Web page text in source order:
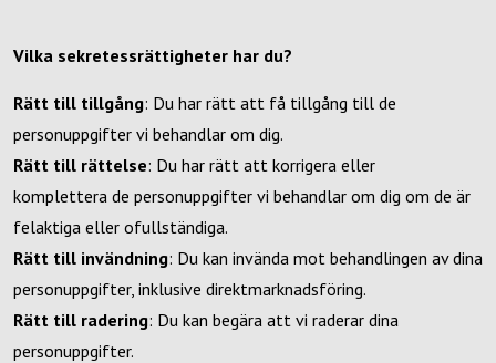
Vilka sekretessrättigheter har du?
Rätt till tillgång: Du har rätt att få tillgång till de
personuppgifter vi behandlar om dig.
Rätt till rättelse: Du har rätt att korrigera eller
komplettera de personuppgifter vi behandlar om dig om de är
felaktiga eller ofullständiga.
Rätt till invändning: Du kan invända mot behandlingen av dina
personuppgifter, inklusive direktmarknadsföring.
Rätt till radering: Du kan begära att vi raderar dina
personuppgifter.